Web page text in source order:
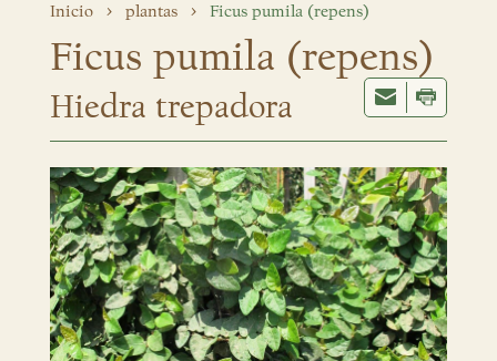
Inicio plantas Ficus pumila (repens)
Ficus pumila (repens)
Hiedra trepadora